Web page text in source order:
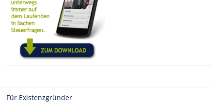
Für Existenzgründer